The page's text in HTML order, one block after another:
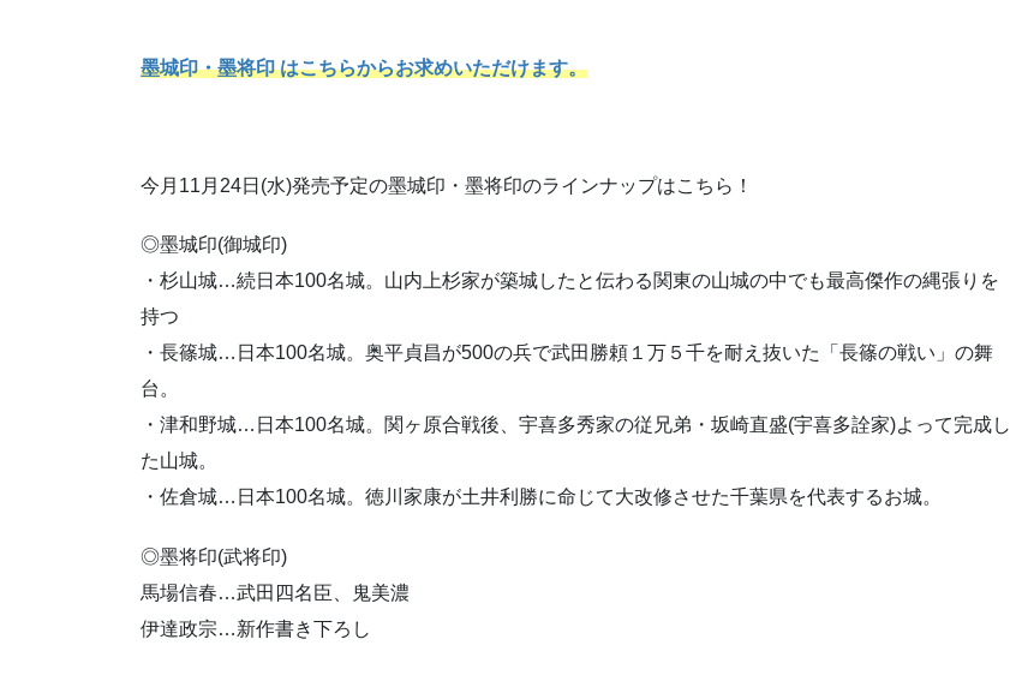
墨城印・墨将印 はこちらからお求めいただけます。
今月11月24日(水)発売予定の墨城印・墨将印のラインナップはこちら！
◎墨城印(御城印)
・杉山城…続日本100名城。山内上杉家が築城したと伝わる関東の山城の中でも最高傑作の縄張りを
持つ
・長篠城…日本100名城。奥平貞昌が500の兵で武田勝頼１万５千を耐え抜いた「長篠の戦い」の舞
台。
・津和野城…日本100名城。関ヶ原合戦後、宇喜多秀家の従兄弟・坂崎直盛(宇喜多詮家)よって完成し
た山城。
・佐倉城…日本100名城。徳川家康が土井利勝に命じて大改修させた千葉県を代表するお城。
◎墨将印(武将印)
馬場信春…武田四名臣、鬼美濃
伊達政宗…新作書き下ろし